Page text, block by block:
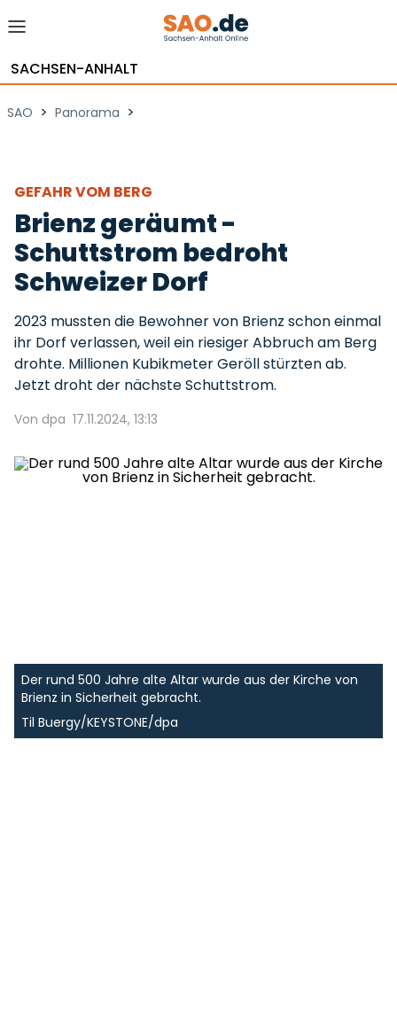
SACHSEN-ANHALT
SAO > Panorama >
GEFAHR VOM BERG
Brienz geräumt -
Schuttstrom bedroht
Schweizer Dorf
2023 mussten die Bewohner von Brienz schon einmal
ihr Dorf verlassen, weil ein riesiger Abbruch am Berg
drohte. Millionen Kubikmeter Geröll stürzten ab.
Jetzt droht der nächste Schuttstrom.
Von dpa 17.11.2024, 13:13
Der rund 500 Jahre alte Altar wurde aus der Kirche von
Brienz in Sicherheit gebracht.
Til Buergy/KEYSTONE/dpa